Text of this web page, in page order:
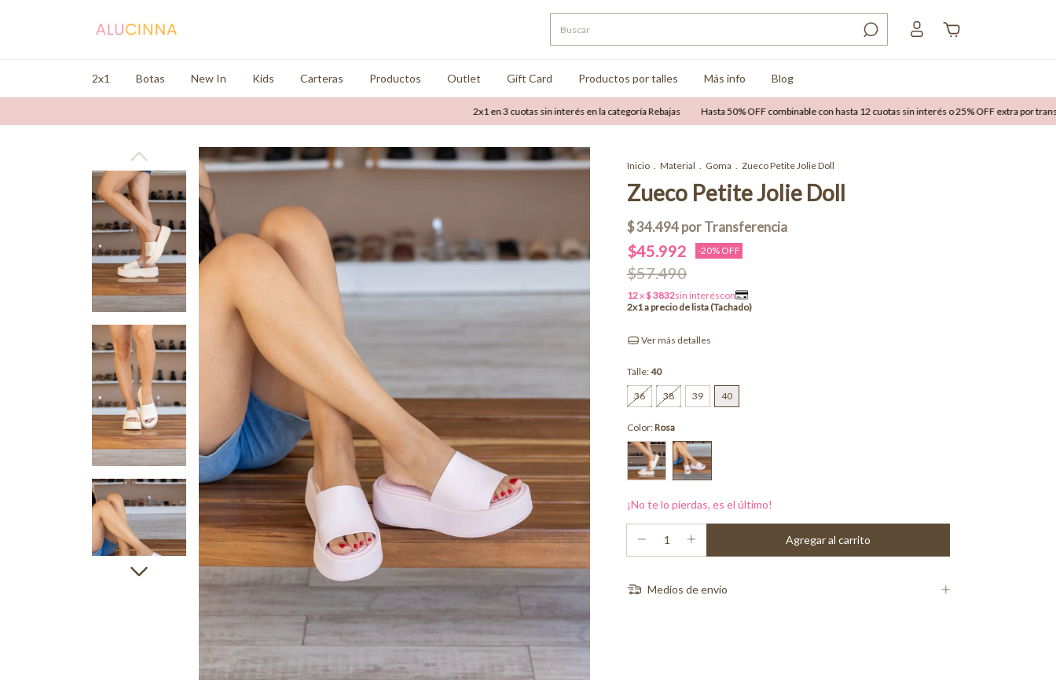
2x1 Botas New In Kids Carteras Productos Outlet Gift Card Productos por talles Más info Blog
2x1 en 3 cuotas sin interés en la categoría Rebajas Hasta 50% OFF combinable con hasta 12 cuotas sin interés o 25% OFF extra por
Inicio . Material . Goma . Zueco Petite Jolie Doll
Zueco Petite Jolie Doll
$45.992 -20% OFF
$57.490
Ver más detalles
Talle:40
36 38 39 40
Color:Rosa
¡No te lo pierdas, es el último!
Medios de envío